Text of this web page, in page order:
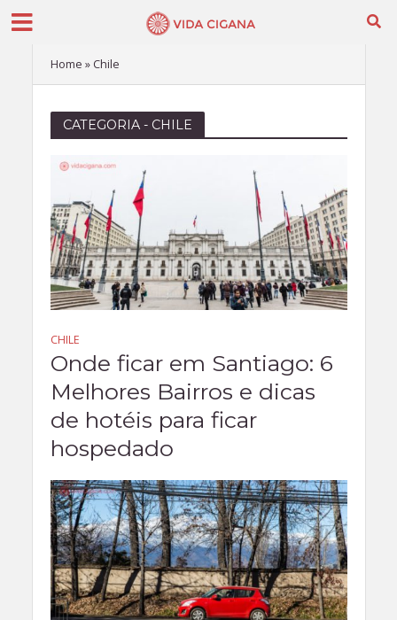
Home » Chile
CATEGORIA - CHILE
CHILE
Onde ficar em Santiago: 6
Melhores Bairros e dicas
de hotéis para ficar
hospedado